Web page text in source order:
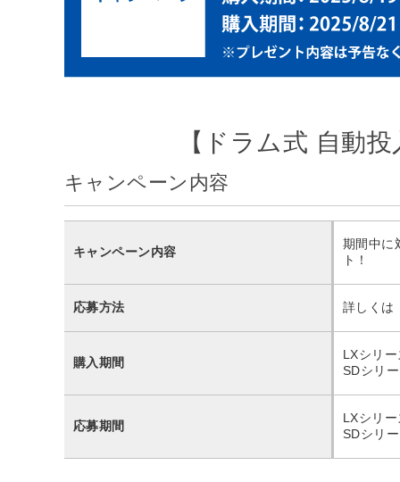
【ドラム式 自動
キャンペーン内容
キャンペーン内容
期間中に
ト！
応募方法 詳しくは
購入期間
LXシリ
SDシリ
応募期間
LXシリ
SDシリ